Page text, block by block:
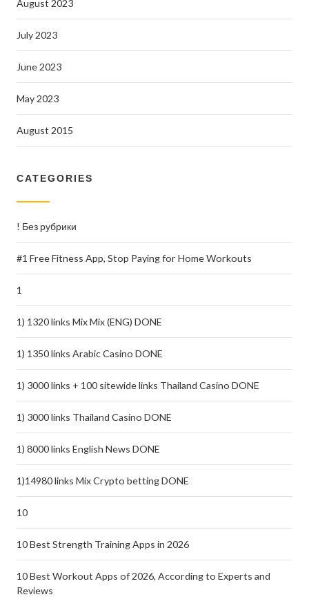
August 2023
July 2023
June 2023
May 2023
August 2015
CATEGORIES
! Без рубрики
#1 Free Fitness App, Stop Paying for Home Workouts
1
1) 1320 links Mix Mix (ENG) DONE
1) 1350 links Arabic Casino DONE
1) 3000 links + 100 sitewide links Thailand Casino DONE
1) 3000 links Thailand Casino DONE
1) 8000 links English News DONE
1)14980 links Mix Crypto betting DONE
10
10 Best Strength Training Apps in 2026
10 Best Workout Apps of 2026, According to Experts and
Reviews